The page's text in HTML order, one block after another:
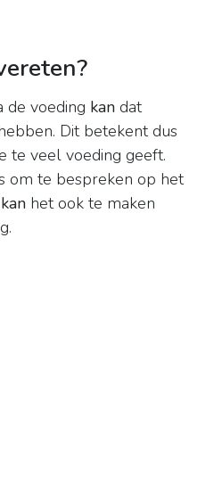
de voeding kan dat
Dit betekent dus
te veel voeding geeft.
om te bespreken op het
kan het ook te maken